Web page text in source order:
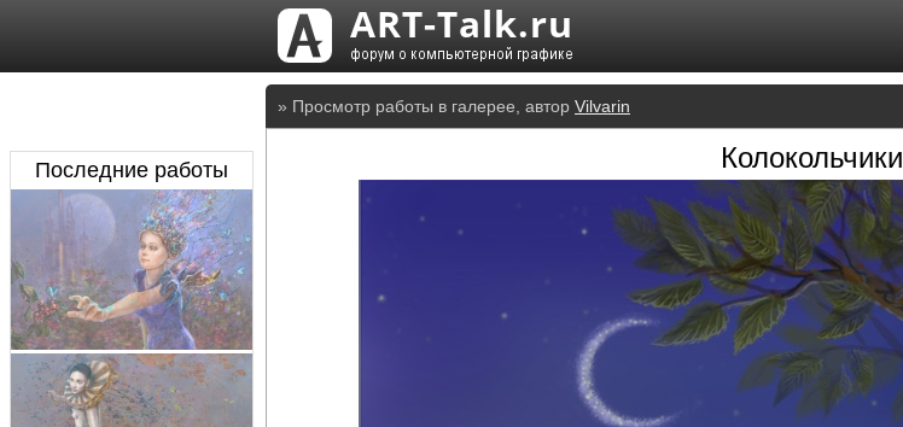
» Просмотр работы в галерее, автор Vilvarin
Колокольчики
Последние работы